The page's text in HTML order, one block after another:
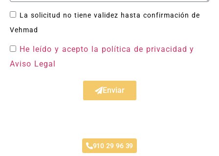
La solicitud no tiene validez hasta confirmación de
Vehmad
He leído y acepto la política de privacidad y
Aviso Legal
Enviar
910 29 96 39